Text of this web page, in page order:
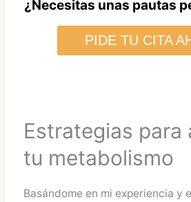
¿Necesitas unas pautas
PIDE TU CITA
Estrategias para
tu metabolismo
Basándome en mi experiencia y